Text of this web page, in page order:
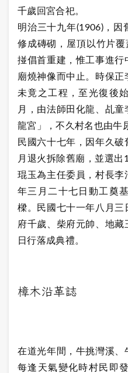
千歲回宮合祀。
明治三十九年(1906)，因
修成磚砌，屋頂以竹片
掽倡首重建，惟工事進
廟燒神像而中止。時保
未竟之工程，至光復後
月，由法師田化龍、乩
龍宮」，不久村名也由牛
民國六十七年，因年久
月退火拆除舊廟，並選出
琨玉為主任委員，村長
年三月二十七日動工奠
樑。民國七十一年八月
府千歲、柴府元帥、地
日行落成典禮。
樟木沿革誌
在道光年間，牛挑灣溪、
每逢天氣變化時村民即